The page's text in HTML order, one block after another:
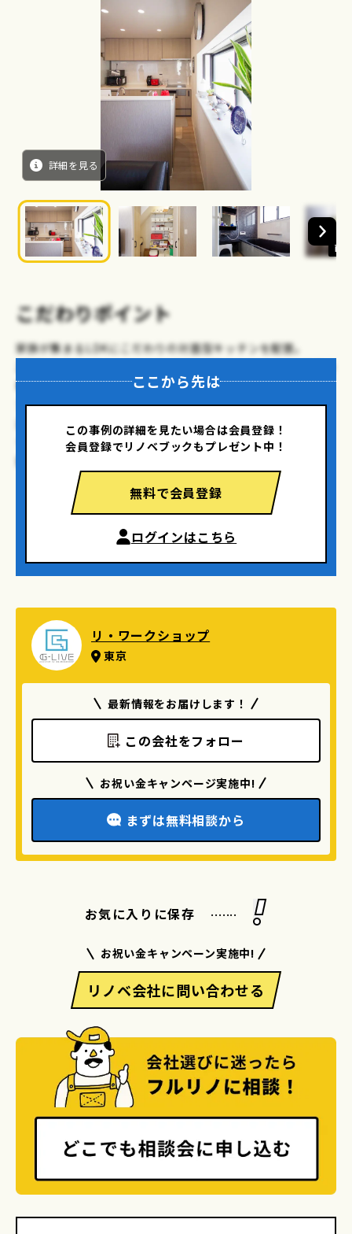
詳細を見る
画
こだわりポイント
家族が集まるLDKにこだわりの対面型キッチンを配置。
夢を実現し、アクセントクロスや間接照明で素敵なインテリ
アに。
浴室や洗面、トイレも機能性とデザイン性を兼ね備えた空間
リフォーム。
ここから先は
この事例の詳細を見たい場合は会員登録！
会員登録でリノベブックもプレゼント中！
無料で会員登録
ログインはこちら
リ・ワークショップ
東京
最新情報をお届けします！
この会社をフォロー
お祝い金キャンページ実施中!
まずは無料相談から
お気に入りに保存 .......
お祝い金キャンペーン実施中!
リノベ会社に問い合わせる